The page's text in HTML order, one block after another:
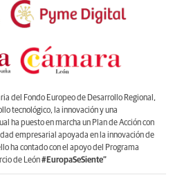
del Fondo Europeo de Desarrollo Regional,
tecnológico, la innovación y una
ha puesto en marcha un Plan de Acción con
empresarial apoyada en la innovación de
ha contado con el apoyo del Programa
de León#EuropaSeSiente”